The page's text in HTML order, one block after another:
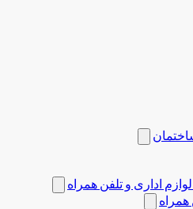
اداری و تلفن همراه
همراه